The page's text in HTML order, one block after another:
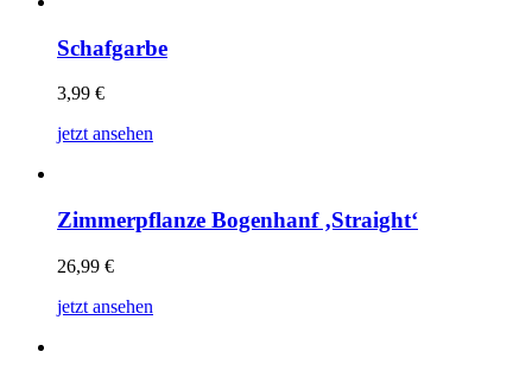
Schafgarbe
3,99 €
jetzt ansehen
Zimmerpflanze Bogenhanf ‚Straight‘
26,99 €
jetzt ansehen